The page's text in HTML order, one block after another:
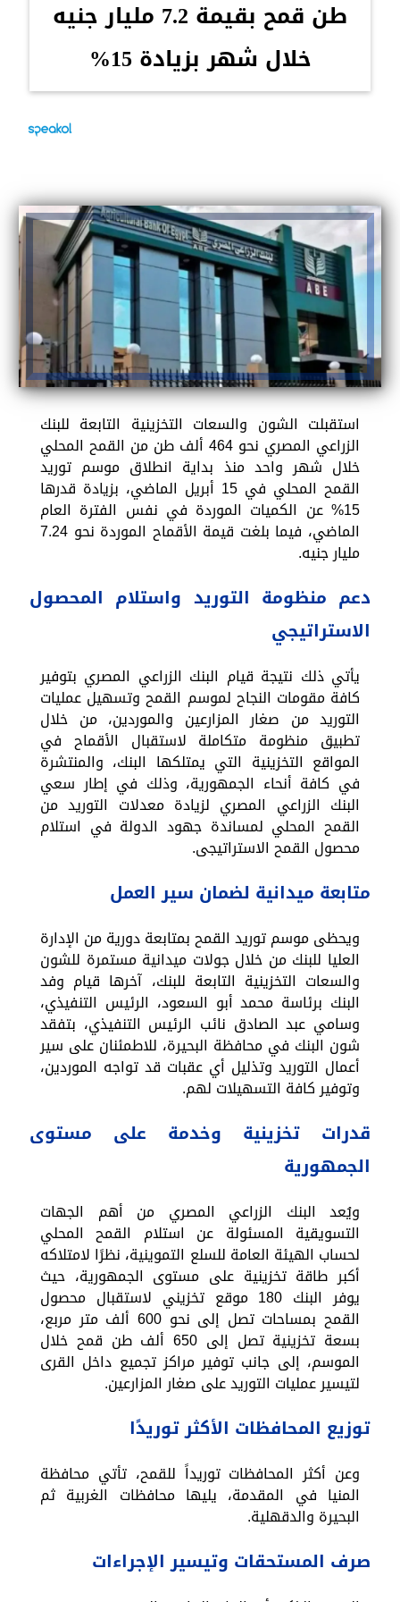
طن قمح بقيمة 7.2 مليار جنيه
خلال شهر بزيادة 15%
استقبلت الشون والسعات التخزينية التابعة للبنك
الزراعي المصري نحو 464 ألف طن من القمح المحلي
خلال شهر واحد منذ بداية انطلاق موسم توريد
القمح المحلي في 15 أبريل الماضي، بزيادة قدرها
15% عن الكميات الموردة في نفس الفترة العام
الماضي، فيما بلغت قيمة الأقماح الموردة نحو 7.24
مليار جنيه.
دعم منظومة التوريد واستلام المحصول
الاستراتيجي
يأتي ذلك نتيجة قيام البنك الزراعي المصري بتوفير
كافة مقومات النجاح لموسم القمح وتسهيل عمليات
التوريد من صغار المزارعين والموردين، من خلال
تطبيق منظومة متكاملة لاستقبال الأقماح في
المواقع التخزينية التي يمتلكها البنك، والمنتشرة
في كافة أنحاء الجمهورية، وذلك في إطار سعي
البنك الزراعي المصري لزيادة معدلات التوريد من
القمح المحلي لمساندة جهود الدولة في استلام
محصول القمح الاستراتيجى.
متابعة ميدانية لضمان سير العمل
ويحظى موسم توريد القمح بمتابعة دورية من الإدارة
العليا للبنك من خلال جولات ميدانية مستمرة للشون
والسعات التخزينية التابعة للبنك، آخرها قيام وفد
البنك برئاسة محمد أبو السعود، الرئيس التنفيذي،
وسامي عبد الصادق نائب الرئيس التنفيذي، بتفقد
شون البنك في محافظة البحيرة، للاطمئنان على سير
أعمال التوريد وتذليل أي عقبات قد تواجه الموردين،
وتوفير كافة التسهيلات لهم.
قدرات تخزينية وخدمة على مستوى
الجمهورية
ويُعد البنك الزراعي المصري من أهم الجهات
التسويقية المسئولة عن استلام القمح المحلي
لحساب الهيئة العامة للسلع التموينية، نظرًا لامتلاكه
أكبر طاقة تخزينية على مستوى الجمهورية، حيث
يوفر البنك 180 موقع تخزيني لاستقبال محصول
القمح بمساحات تصل إلى نحو 600 ألف متر مربع،
بسعة تخزينية تصل إلى 650 ألف طن قمح خلال
الموسم، إلى جانب توفير مراكز تجميع داخل القرى
لتيسير عمليات التوريد على صغار المزارعين.
توزيع المحافظات الأكثر توريدًا
وعن أكثر المحافظات توريداً للقمح، تأتي محافظة
المنيا في المقدمة، يليها محافظات الغربية ثم
البحيرة والدقهلية.
صرف المستحقات وتيسير الإجراءات